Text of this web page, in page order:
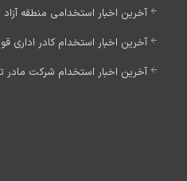
آخرین اخبار استخدامی منطقه آزاد
آخرین اخبار استخدام کادر اداری قوه قضاییه
آخرین اخبار استخدام شرکت مادر تخصصی